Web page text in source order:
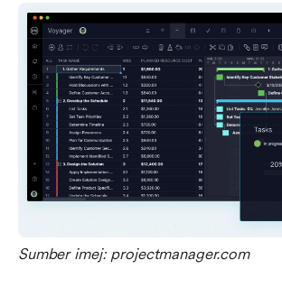
Sumber imej: projectmanager.com